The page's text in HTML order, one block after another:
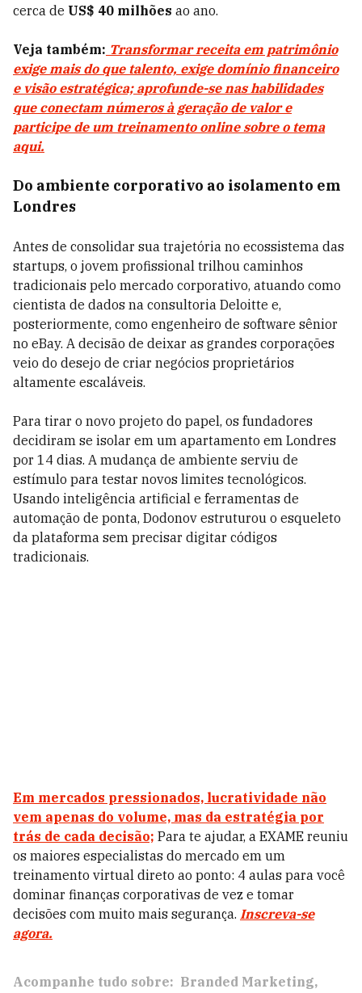
cerca de US$ 40 milhões ao ano.
Veja também: Transformar receita em patrimônio
exige mais do que talento, exige domínio financeiro
e visão estratégica; aprofunde-se nas habilidades
que conectam números à geração de valor e
participe de um treinamento online sobre o tema
aqui.
Do ambiente corporativo ao isolamento em
Londres
Antes de consolidar sua trajetória no ecossistema das
startups, o jovem profissional trilhou caminhos
tradicionais pelo mercado corporativo, atuando como
cientista de dados na consultoria Deloitte e,
posteriormente, como engenheiro de software sênior
no eBay. A decisão de deixar as grandes corporações
veio do desejo de criar negócios proprietários
altamente escaláveis.
Para tirar o novo projeto do papel, os fundadores
decidiram se isolar em um apartamento em Londres
por 14 dias. A mudança de ambiente serviu de
estímulo para testar novos limites tecnológicos.
Usando inteligência artificial e ferramentas de
automação de ponta, Dodonov estruturou o esqueleto
da plataforma sem precisar digitar códigos
tradicionais.
Em mercados pressionados, lucratividade não
vem apenas do volume, mas da estratégia por
trás de cada decisão; Para te ajudar, a EXAME reuniu
os maiores especialistas do mercado em um
treinamento virtual direto ao ponto: 4 aulas para você
dominar finanças corporativas de vez e tomar
decisões com muito mais segurança. Inscreva-se
agora.
Acompanhe tudo sobre: Branded Marketing